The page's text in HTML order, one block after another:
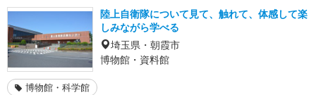
陸上自衛隊について見て、触れて、体感して楽
しみながら学べる
埼玉県・朝霞市
博物館・資料館
博物館・科学館